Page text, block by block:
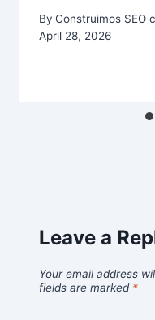
By Construimos SEO
April 28, 2026
Leave a
Your email address
fields are marked *